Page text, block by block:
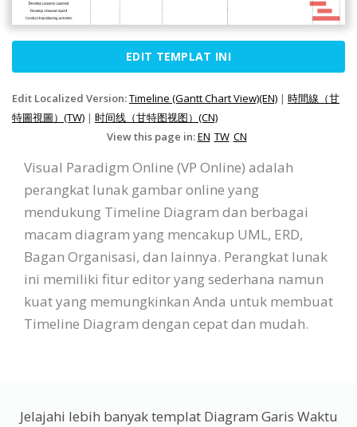
EDIT TEMPLAT INI
Edit Localized Version:Timeline (Gantt Chart View)(EN) | 時間線（甘
特圖視圖）(TW) | 时间线（甘特图视图）(CN)
View this page in:EN TW CN
Visual Paradigm Online (VP Online) adalah
perangkat lunak gambar online yang
mendukung Timeline Diagram dan berbagai
macam diagram yang mencakup UML, ERD,
Bagan Organisasi, dan lainnya. Perangkat lunak
ini memiliki fitur editor yang sederhana namun
kuat yang memungkinkan Anda untuk membuat
Timeline Diagram dengan cepat dan mudah.
Jelajahi lebih banyak templat Diagram Garis Waktu